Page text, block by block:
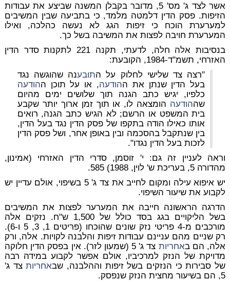
אשר לצד ג' מס' 5, מדובר בקבלן המשנה שביצע את עבודות
הזיפות. פסק הדין דלמטה מלמד, כי בתביעה שבין המשיבים
למערערת הוכח כי זיפות הגג לא נעשה כהלכה, ואילו
המערערת חויבה לפצות את המשיבה בשל כך.
בנסיבות אלה חלה, לדעתי, תקנה 221 לתקנות סדר הדין
האזרחי, תשמ"ד-1984, הקובעת:
"רצה צד שלישי לחלוק על התובענה שהוגשה נגד
בעל הדין שנתן את ההודעה, או על תוכן ההודעה
כלפיו, יגיש כתב הגנה תוך שלושים ימים מהיום
שההודעה הומצאה לו, או תוך זמן ארוך יותר שקבע
בית המשפט או הרשם; לא הגיש כתב הגנה, רואים
אותו כאילו הודה בתקפו של פסק הדין נגד בעל הדין,
בין שנתקבל בהסכמה ובין באופן אחר, ושל פסק הדין
לזכות בעל הדין נגדו".
וראה לעניין זה גם: י' זוסמן, סדרי הדין האזרחי (אמינון,
מהדורה 5, בעריכת ש' לוין, 1988) 585.
יש איפוא עילה ומקום לחייב את צד ג' 5 בשיפוי, אולם עדיין יש
לקבוע את שיעור השיפוי.
הדרגה הראשונה חייבה את המערער לפצות את המשיבים
בשל הליקויים בגג בסד כולל של 1,500 ש"ח. נזקים אלה
מורכבים מ-4 פריטי נזק שונים שהוכחו (פריטים 1, 3, 5 ו-6).
רק שניים מהם עניינם עבודות זיפות והלבנה לקויות. אלה, ורק
אלה, הם באחריות
צד ג' 5 (שמעון לזר). אין בפסק הדין חלוקה
מדויקת של הנזק למרכיביו, אולם אפשר לקבוע במידה רבה
של סבירות כי הנזקים בשל זיפות וההלבנה, שבאחריותצד ג'
5, הם בשיעור מחצית הנזק שנפסק.